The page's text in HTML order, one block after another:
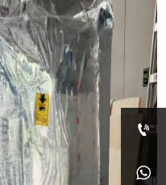

